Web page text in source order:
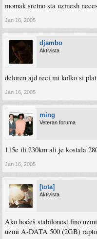
momak sretno sta uzmesh
Jan 16, 2005
djambo
Aktivista
deloren ajd reci mi kolko si
Jan 16, 2005
ming
Veteran foruma
115e ili 230km ali je kostala
Jan 16, 2005
[tota]
Aktivista
Ako hoćeš stabilonost fino
uzmi A-DATA 500 (2GB)